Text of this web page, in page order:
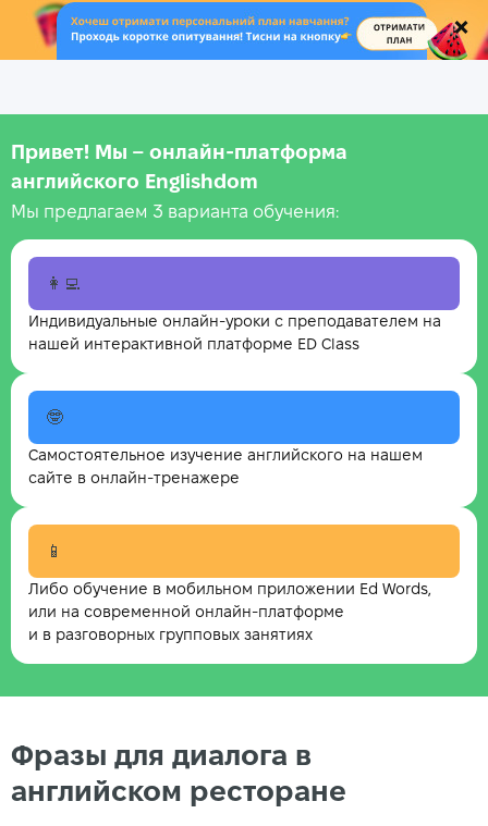
.
Привет! Мы – онлайн‑платформа
английского Englishdom
Мы предлагаем 3 варианта обучения:
👩‍💻
Индивидуальные онлайн-уроки с преподавателем на
нашей интерактивной платформе ED Class
🤓
Самостоятельное изучение английского на нашем
сайте в онлайн-тренажере
📱
Либо обучение в мобильном приложении Ed Words,
или на современной онлайн-платформе
и в разговорных групповых занятиях
Фразы для диалога в
английском ресторане